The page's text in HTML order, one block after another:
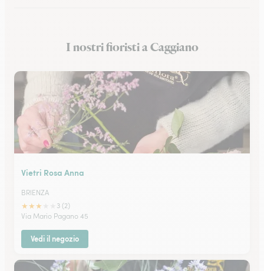
Fioristi a Castellammare di Stabia
I nostri fioristi a Caggiano
Vietri Rosa Anna
BRIENZA
★★★
3 (2)
Via Mario Pagano 45
Vedi il negozio